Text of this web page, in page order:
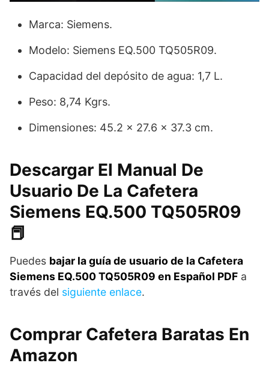
Marca: Siemens.
Modelo: Siemens EQ.500 TQ505R09.
Capacidad del depósito de agua: 1,7 L.
Peso: 8,74 Kgrs.
Dimensiones: 45.2 x 27.6 x 37.3 cm.
Descargar El Manual De
Usuario De La Cafetera
Siemens EQ.500 TQ505R09
📕
Puedes bajar la guía de usuario de la Cafetera
Siemens EQ.500 TQ505R09 en Español PDF a
través del siguiente enlace.
Comprar Cafetera Baratas En
Amazon